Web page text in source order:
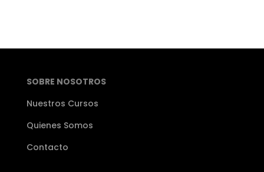
SOBRE NOSOTROS
Nuestros Cursos
Quienes Somos
Contacto